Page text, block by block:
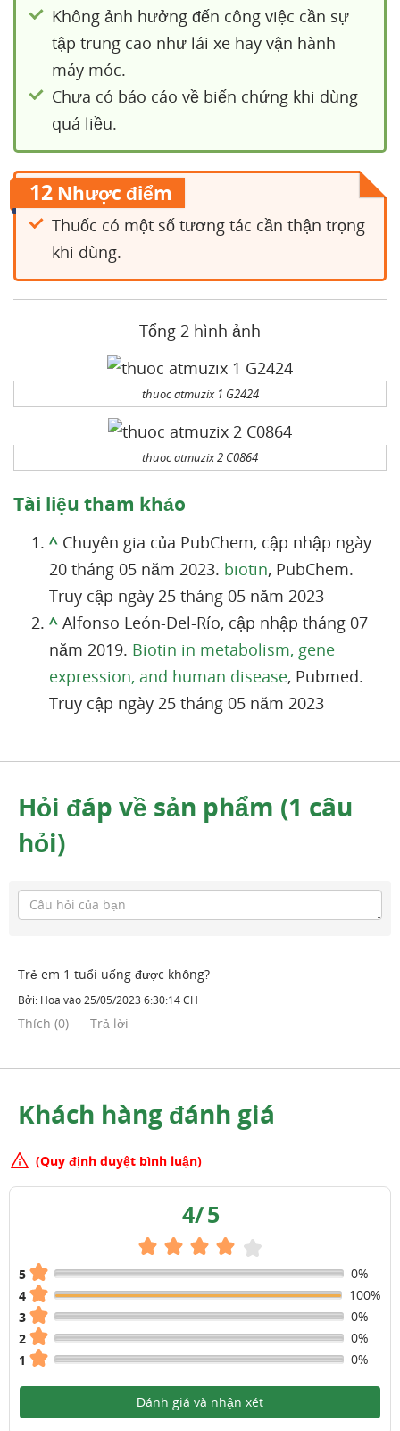
Không ảnh hưởng đến công việc cần sự
tập trung cao như lái xe hay vận hành
máy móc.
Chưa có báo cáo về biến chứng khi dùng
quá liều.
12 Nhược điểm
Thuốc có một số tương tác cần thận trọng
khi dùng.
Tổng 2 hình ảnh
thuoc atmuzix 1 G2424
thuoc atmuzix 2 C0864
Tài liệu tham khảo
^ Chuyên gia của PubChem, cập nhập ngày
20 tháng 05 năm 2023. biotin, PubChem.
Truy cập ngày 25 tháng 05 năm 2023
^ Alfonso León-Del-Río, cập nhập tháng 07
năm 2019. Biotin in metabolism, gene
expression, and human disease, Pubmed.
Truy cập ngày 25 tháng 05 năm 2023
Hỏi đáp về sản phẩm (1 câu
hỏi)
Trẻ em 1 tuổi uống được không?
Bởi: Hoa vào25/05/2023 6:30:14 CH
Thích (0) Trả lời
Khách hàng đánh giá
(Quy định duyệt bình luận)
4/5
5
0%
4
100%
3
0%
2
0%
1
0%
Đánh giá và nhận xét